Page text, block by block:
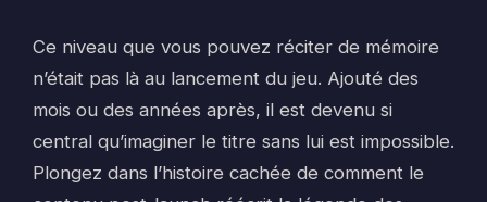
Ce niveau que vous pouvez réciter de mémoire
n’était pas là au lancement du jeu. Ajouté des
mois ou des années après, il est devenu si
central qu’imaginer le titre sans lui est impossible.
Plongez dans l’histoire cachée de comment le